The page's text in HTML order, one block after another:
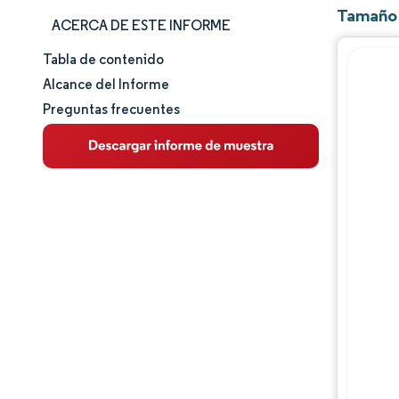
ACERCA DE ESTE INFORME
Tamaño y cuota de mercado
Análisis de mercado
Tendencias e ideas
Tabla de contenido
Alcance del Informe
Preguntas frecuentes